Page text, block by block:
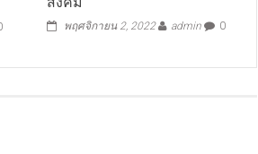
พฤศจิกายน 2, 2022 admin 0